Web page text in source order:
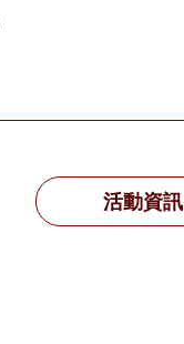
活動資訊